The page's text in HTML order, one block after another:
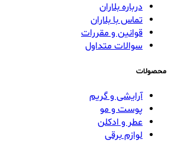
درباره بلاران
تماس با بلاران
قوانین و مقررات
سوالات متداول
محصولات
آرایشی و گریم
پوست و مو
عطر و ادکلن
لوازم برقی